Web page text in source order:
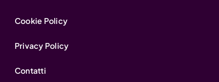
Cookie Policy
Privacy Policy
Contatti